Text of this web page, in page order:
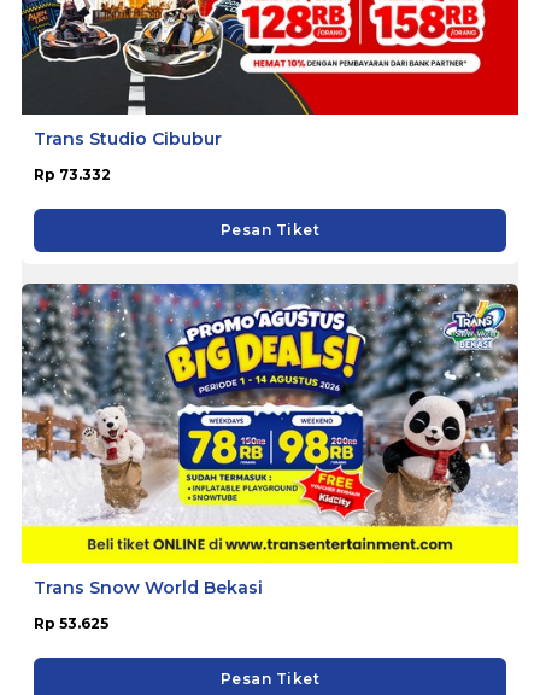
Trans Studio Cibubur
Rp 73.332
Pesan Tiket
Trans Snow World Bekasi
Rp 53.625
Pesan Tiket